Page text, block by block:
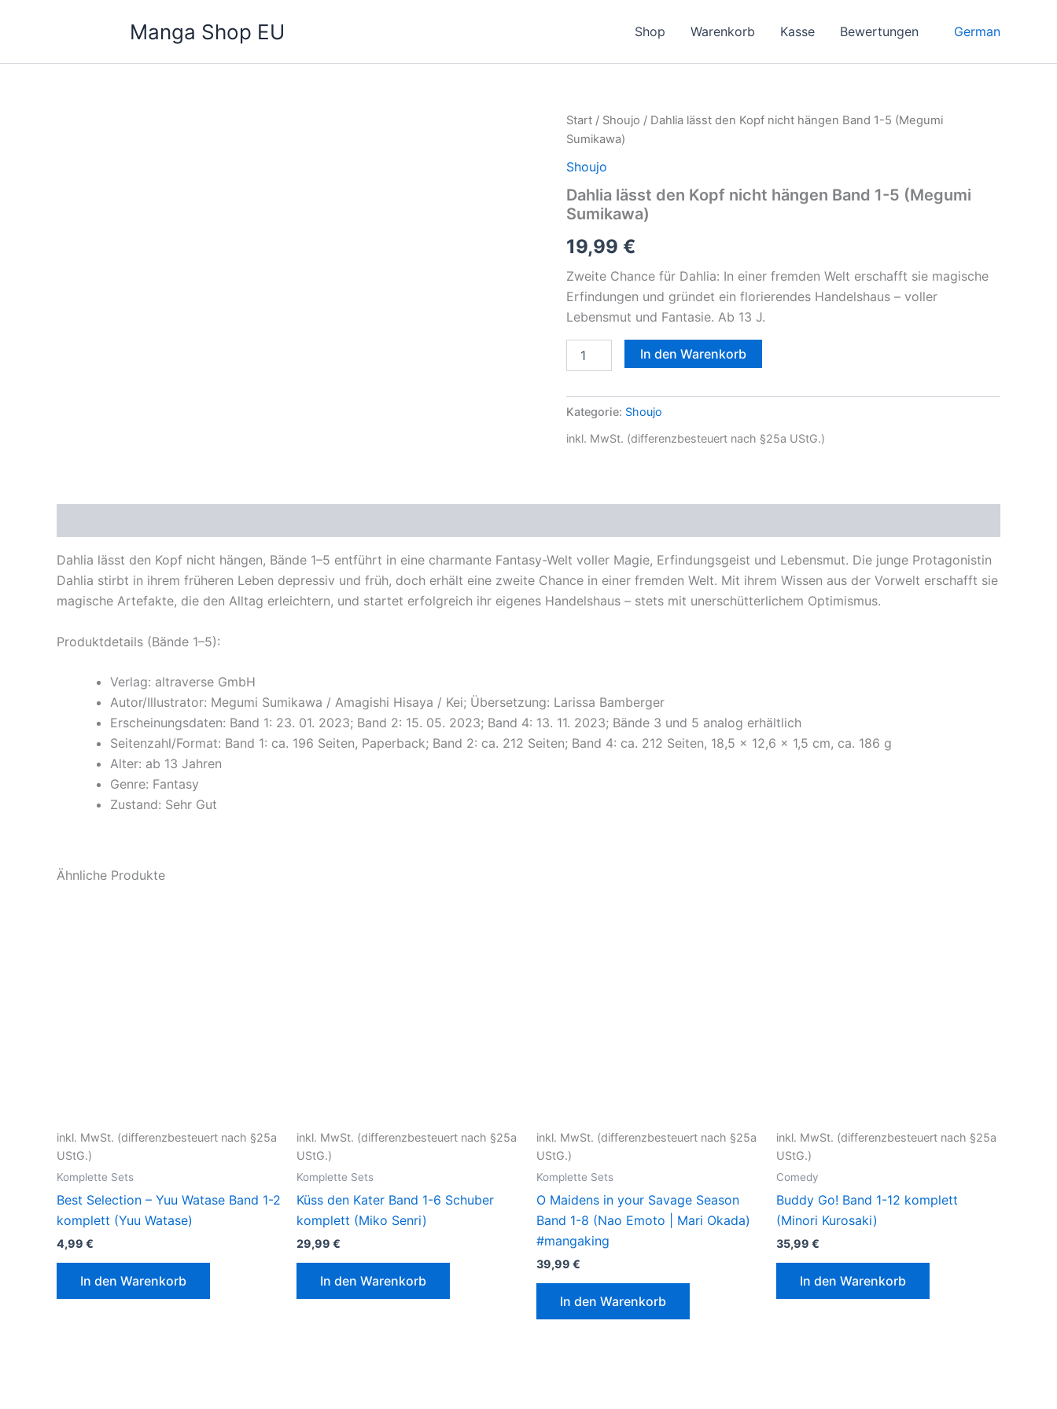
Manga Shop EU Shop Warenkorb Kasse Bewertungen German
Start / Shoujo / Dahlia lässt den Kopf nicht hängen Band 1-5 (Megumi
Sumikawa)
Shoujo
Dahlia lässt den Kopf nicht hängen Band 1-5 (Megumi
Sumikawa)
19,99 €
Zweite Chance für Dahlia: In einer fremden Welt erschafft sie magische
Erfindungen und gründet ein florierendes Handelshaus – voller
Lebensmut und Fantasie. Ab 13 J.
Dahlia
lässt
Kopf
hängen
Band
5
(Megumi
Sumikawa)
Menge
In den Warenkorb
Kategorie: Shoujo
inkl. MwSt. (differenzbesteuert nach §25a UStG.)
Dahlia lässt den Kopf nicht hängen, Bände 1–5 entführt in eine charmante Fantasy-Welt voller Magie, Erfindungsgeist und Lebensmut. Die junge Protagonistin
Dahlia stirbt in ihrem früheren Leben depressiv und früh, doch erhält eine zweite Chance in einer fremden Welt. Mit ihrem Wissen aus der Vorwelt erschafft sie
magische Artefakte, die den Alltag erleichtern, und startet erfolgreich ihr eigenes Handelshaus – stets mit unerschütterlichem Optimismus.
Produktdetails (Bände 1–5):
Verlag: altraverse GmbH
Autor/Illustrator: Megumi Sumikawa / Amagishi Hisaya / Kei; Übersetzung: Larissa Bamberger
Erscheinungsdaten: Band 1: 23. 01. 2023; Band 2: 15. 05. 2023; Band 4: 13. 11. 2023; Bände 3 und 5 analog erhältlich
Seitenzahl/Format: Band 1: ca. 196 Seiten, Paperback; Band 2: ca. 212 Seiten; Band 4: ca. 212 Seiten, 18,5 × 12,6 × 1,5 cm, ca. 186 g
Alter: ab 13 Jahren
Genre: Fantasy
Zustand: Sehr Gut
Ähnliche Produkte
inkl. MwSt. (differenzbesteuert nach §25a
UStG.)
Komplette Sets
Best Selection – Yuu Watase Band 1-2
komplett (Yuu Watase)
4,99 €
In den Warenkorb
inkl. MwSt. (differenzbesteuert nach §25a
UStG.)
Komplette Sets
Küss den Kater Band 1-6 Schuber
komplett (Miko Senri)
29,99 €
In den Warenkorb
inkl. MwSt. (differenzbesteuert nach §25a
UStG.)
Komplette Sets
O Maidens in your Savage Season
Band 1-8 (Nao Emoto | Mari Okada)
#mangaking
39,99 €
In den Warenkorb
inkl. MwSt. (differenzbesteuert nach §25a
UStG.)
Comedy
Buddy Go! Band 1-12 komplett
(Minori Kurosaki)
35,99 €
In den Warenkorb